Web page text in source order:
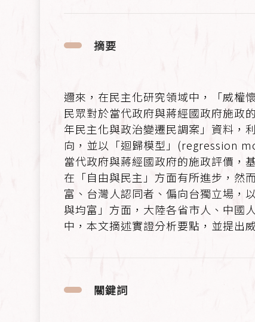
摘要
邇來，在民主化研究領域中，「威
民眾對於當代政府與蔣經國政府施政
年民主化與政治變遷民調案」資料，
向，並以「迴歸模型」(regression
當代政府與蔣經國政府的施政評價，
在「自由與民主」方面有所進步，然
富、台灣人認同者、偏向台獨立場，
與均富」方面，大陸各省市人、中國
中，本文摘述實證分析要點，並提出
關鍵詞